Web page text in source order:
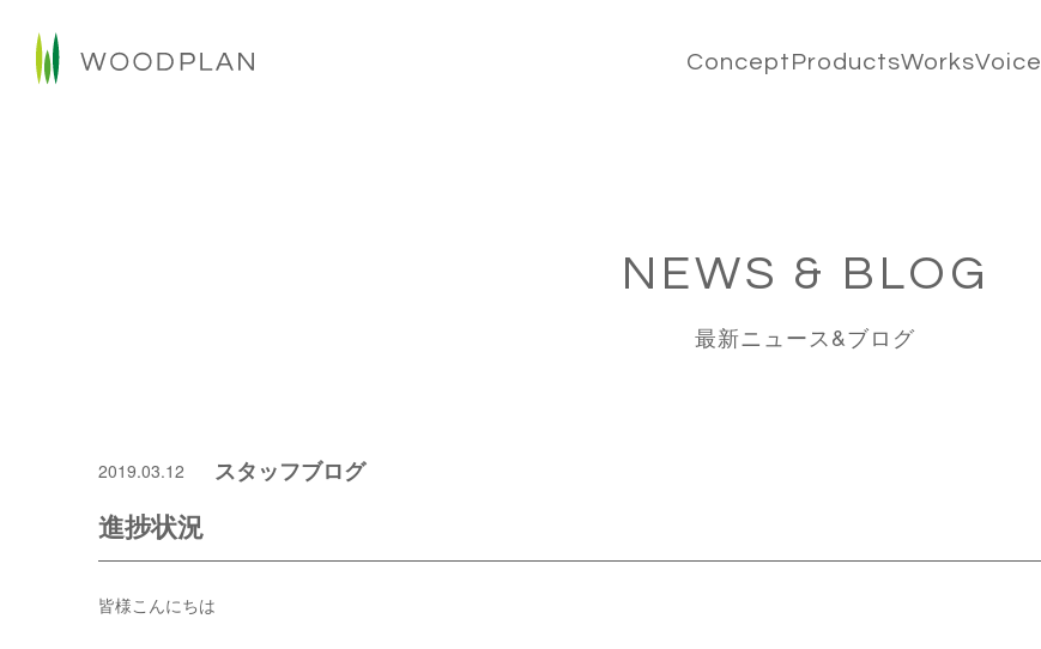
Concept ProductsWorksVoice
NEWS & BLOG
最新ニュース&ブログ
2019.03.12 スタッフブログ
進捗状況
皆様こんにちは